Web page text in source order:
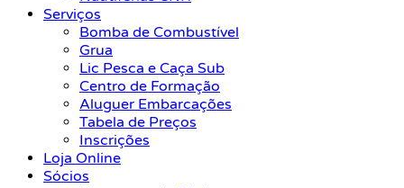
Serviços
Bomba de Combustível
Grua
Lic Pesca e Caça Sub
Centro de Formação
Aluguer Embarcações
Tabela de Preços
Inscrições
Loja Online
Sócios